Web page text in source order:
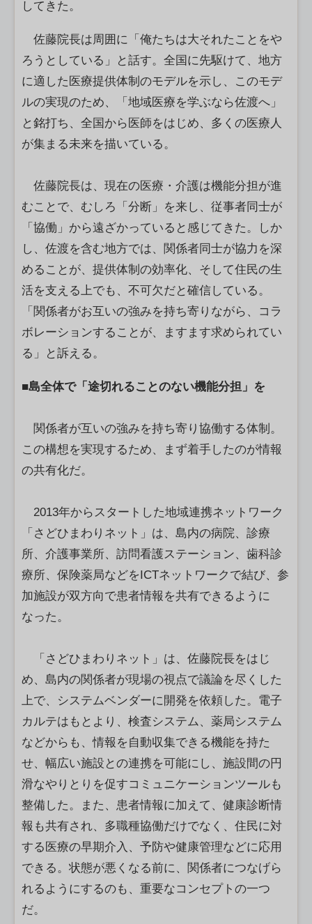
してきた。
佐藤院長は周囲に「俺たちは大それたことをや
ろうとしている」と話す。全国に先駆けて、地方
に適した医療提供体制のモデルを示し、このモデ
ルの実現のため、「地域医療を学ぶなら佐渡へ」
と銘打ち、全国から医師をはじめ、多くの医療人
が集まる未来を描いている。
佐藤院長は、現在の医療・介護は機能分担が進
むことで、むしろ「分断」を来し、従事者同士が
「協働」から遠ざかっていると感じてきた。しか
し、佐渡を含む地方では、関係者同士が協力を深
めることが、提供体制の効率化、そして住民の生
活を支える上でも、不可欠だと確信している。
「関係者がお互いの強みを持ち寄りながら、コラ
ボレーションすることが、ますます求められてい
る」と訴える。
■島全体で「途切れることのない機能分担」を
関係者が互いの強みを持ち寄り協働する体制。
この構想を実現するため、まず着手したのが情報
の共有化だ。
2013年からスタートした地域連携ネットワーク
「さどひまわりネット」は、島内の病院、診療
所、介護事業所、訪問看護ステーション、歯科診
療所、保険薬局などをICTネットワークで結び、参
加施設が双方向で患者情報を共有できるように
なった。
「さどひまわりネット」は、佐藤院長をはじ
め、島内の関係者が現場の視点で議論を尽くした
上で、システムベンダーに開発を依頼した。電子
カルテはもとより、検査システム、薬局システム
などからも、情報を自動収集できる機能を持た
せ、幅広い施設との連携を可能にし、施設間の円
滑なやりとりを促すコミュニケーションツールも
整備した。また、患者情報に加えて、健康診断情
報も共有され、多職種協働だけでなく、住民に対
する医療の早期介入、予防や健康管理などに応用
できる。状態が悪くなる前に、関係者につなげら
れるようにするのも、重要なコンセプトの一つ
だ。